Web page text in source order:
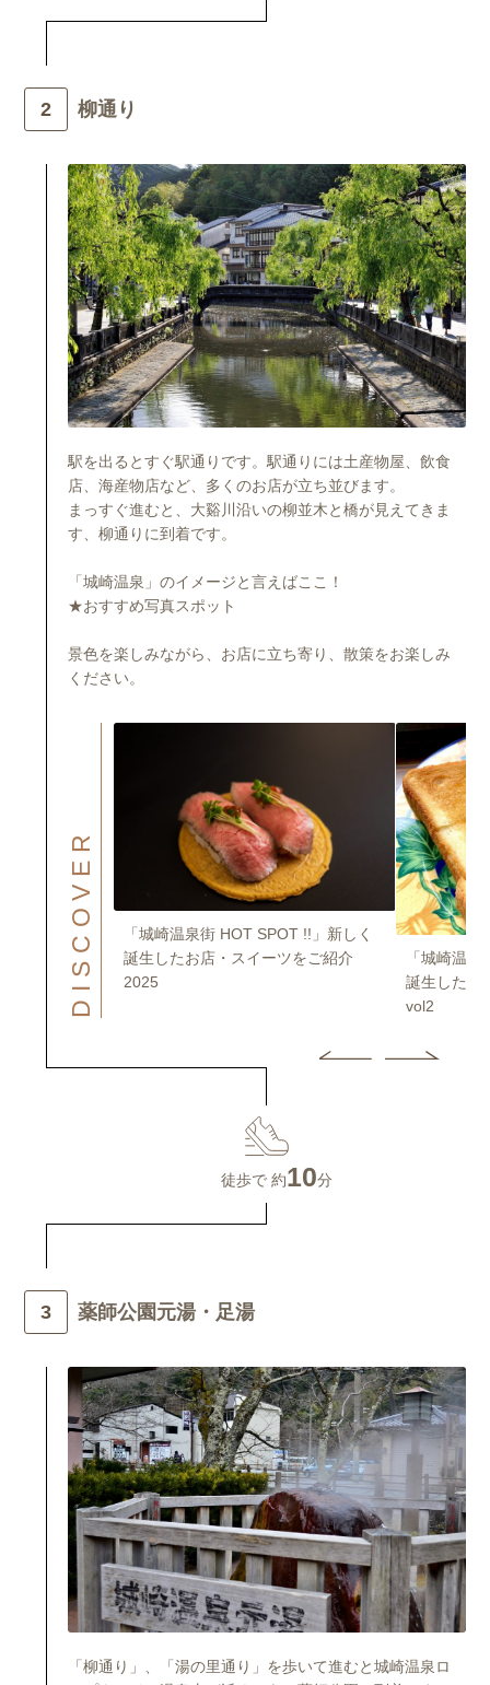
柳通り
駅を出るとすぐ駅通りです。駅通りには土産物屋、飲食
店、海産物店など、多くのお店が立ち並びます。
まっすぐ進むと、大谿川沿いの柳並木と橋が見えてきま
す、柳通りに到着です。
「城崎温泉」のイメージと言えばここ！
★おすすめ写真スポット
景色を楽しみながら、お店に立ち寄り、散策をお楽しみ
ください。
DISCOVER
!!」新しく
「城崎温泉街 HOT SPOT !!」新しく
誕生したお店・スイーツをご紹介
2025
「城崎温
誕生したお
vol2
徒歩で 約10分
薬師公園元湯・足湯
「柳通り」、「湯の里通り」を歩いて進むと城崎温泉ロ